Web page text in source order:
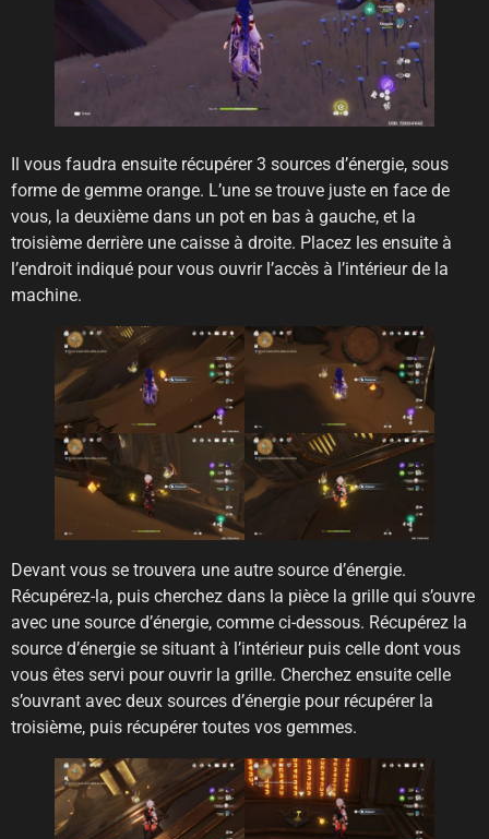
Il vous faudra ensuite récupérer 3 sources d’énergie, sous
forme de gemme orange. L’une se trouve juste en face de
vous, la deuxième dans un pot en bas à gauche, et la
troisième derrière une caisse à droite. Placez les ensuite à
l’endroit indiqué pour vous ouvrir l’accès à l’intérieur de la
machine.
Devant vous se trouvera une autre source d’énergie.
Récupérez-la, puis cherchez dans la pièce la grille qui s’ouvre
avec une source d’énergie, comme ci-dessous. Récupérez la
source d’énergie se situant à l’intérieur puis celle dont vous
vous êtes servi pour ouvrir la grille. Cherchez ensuite celle
s’ouvrant avec deux sources d’énergie pour récupérer la
troisième, puis récupérer toutes vos gemmes.